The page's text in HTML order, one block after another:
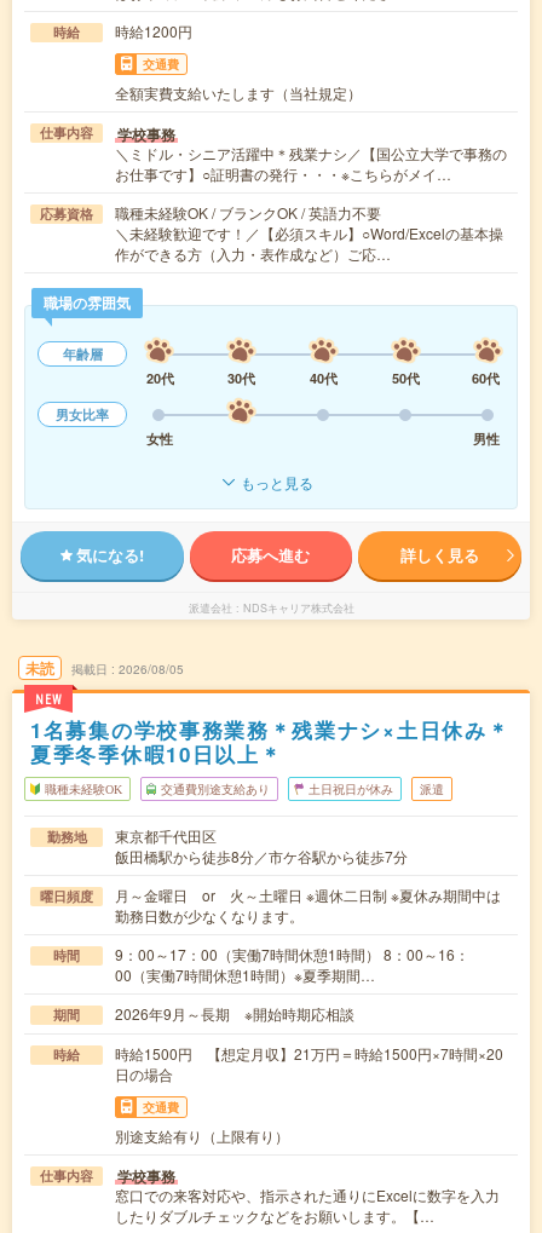
時給 時給1200円
交通費
全額実費支給いたします（当社規定）
仕事内容 学校事務
＼ミドル・シニア活躍中＊残業ナシ／【国公立大学で事務の
お仕事です】○証明書の発行・・・※こちらがメイ…
応募資格
職種未経験OK / ブランクOK / 英語力不要
＼未経験歓迎です！／【必須スキル】○Word/Excelの基本操
作ができる方（入力・表作成など）ご応…
職場の雰囲気
年齢層
20代
30代 40代 50代
60代
男女比率
女性
男性
もっと見る
気になる! 応募へ進む 詳しく見る
派遣会社 NDSキャリア株式会社
未読
NEW
掲載日 2026/08/05
1名募集の学校事務業務＊残業ナシ×土日休み＊
夏季冬季休暇10日以上＊
職種未経験OK 交通費別途支給あり 土日祝日が休み 派遣
勤務地
東京都千代田区
飯田橋駅から徒歩8分／市ケ谷駅から徒歩7分
曜日頻度
月～金曜日 or 火～土曜日 ※週休二日制 ※夏休み期間中は
勤務日数が少なくなります。
時間
9：00～17：00（実働7時間休憩1時間） 8：00～16：
00（実働7時間休憩1時間）※夏季期間…
期間 2026年9月～長期 ※開始時期応相談
時給
時給1500円 【想定月収】21万円＝時給1500円×7時間×20
日の場合
交通費
別途支給有り（上限有り）
仕事内容 学校事務
窓口での来客対応や、指示された通りにExcelに数字を入力
したりダブルチェックなどをお願いします。【…